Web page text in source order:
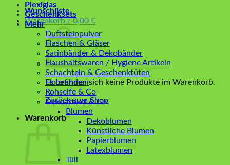
Wunschliste
Warenkorb / 0,00 €
Es befinden sich keine Produkte im Warenkorb.
Zurück zum Shop
Warenkorb
Plexiglas
Geschenksets
Mehr
Duftsteinpulver
Flaschen & Gläser
Satinbänder & Dekobänder
Haushaltswaren / Hygiene Artikeln
Schachteln & Geschenktüten
Holzrahmen
Rohseife & Co
Dekoartikel & Co
Blumen
Dekoblumen
Künstliche Blumen
Papierblumen
Latexblumen
Tüll